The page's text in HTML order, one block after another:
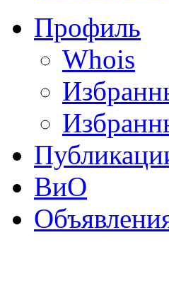
Профиль
Whois
ВиО